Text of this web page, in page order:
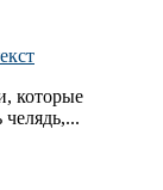
которые